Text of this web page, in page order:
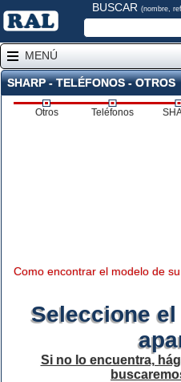
BUSCAR (nombre,
MENÚ
SHARP - TELÉFONOS - OTROS
Otros Teléfonos
Como encontrar el modelo de
Seleccione
Si no lo encuentra,